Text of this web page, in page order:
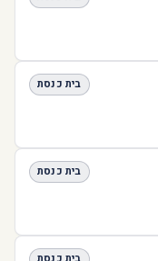
בית כנסת
בית כנסת